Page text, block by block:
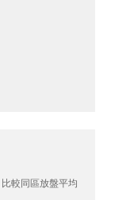
比較同區放盤平均